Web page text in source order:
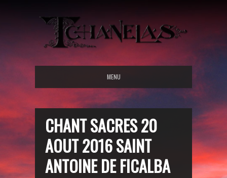
MENU
CHANT SACRES 20
AOUT 2016 SAINT
ANTOINE DE FICALBA